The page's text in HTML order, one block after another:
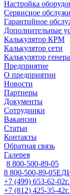
Настройка
Сервисное
Гарантийное
Дополнительные
Калькулятор КРМ
Калькулятор сети
Калькулятор
Предприятие
О предприятии
Новости
Партнеры
Документы
Сотрудники
Вакансии
Статьи
Контакты
Обратная связь
Галерея
8 800-500-89-05
8 800-500-89-05
+7 (499) 653-62-02
+7 (812) 425-35-42